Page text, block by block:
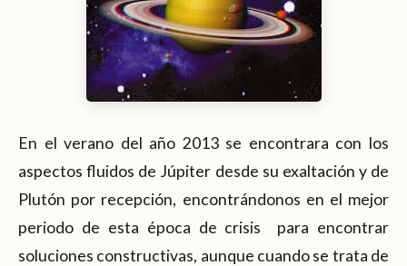
En el verano del año 2013 se encontrara con los
aspectos fluidos de Júpiter desde su exaltación y de
Plutón por recepción, encontrándonos en el mejor
periodo de esta época de crisis para encontrar
soluciones constructivas, aunque cuando se trata de